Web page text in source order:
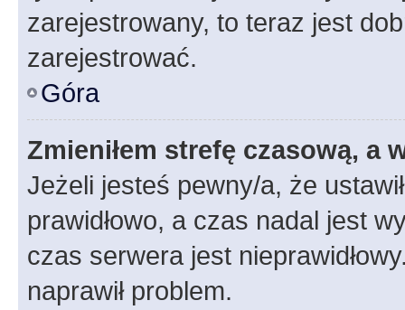
zarejestrowany, to teraz jest
zarejestrować.
Góra
Zmieniłem strefę czasową, a
Jeżeli jesteś pewny/a, że
prawidłowo, a czas nadal jest
czas serwera jest
naprawił problem.